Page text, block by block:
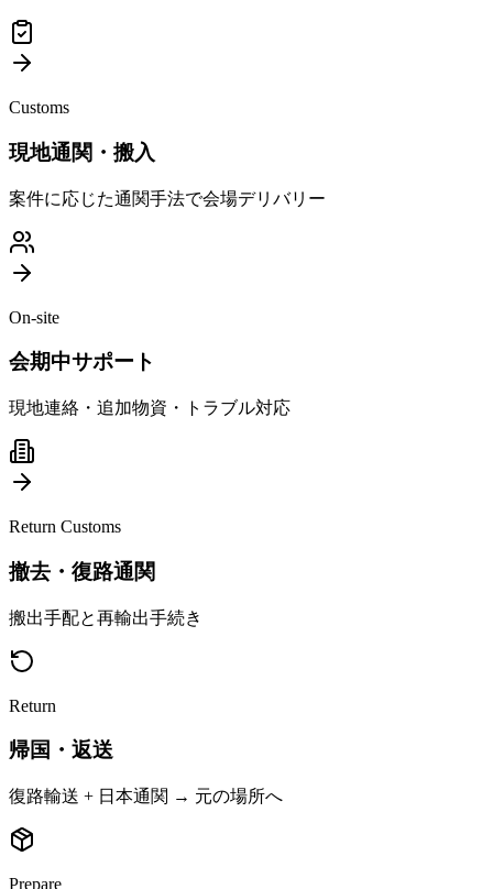
Customs
現地通関・搬入
案件に応じた通関手法で会場デリバリー
On-site
会期中サポート
現地連絡・追加物資・トラブル対応
Return Customs
撤去・復路通関
搬出手配と再輸出手続き
Return
帰国・返送
復路輸送 + 日本通関 → 元の場所へ
Prepare